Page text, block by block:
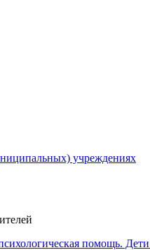
учреждениях